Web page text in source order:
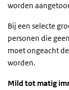
worden
Bij een selecte
personen die
moet ongeacht
worden.
Mild tot matig